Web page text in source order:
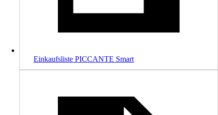
Einkaufsliste PICCANTE Smart